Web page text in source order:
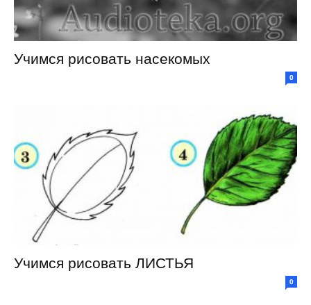
Учимся рисовать насекомых
0
Учимся рисовать ЛИСТЬЯ
0